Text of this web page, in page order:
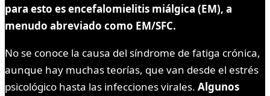
para esto es encefalomielitis miálgica (EM), a
menudo abreviado como EM/SFC.
No se conoce la causa del síndrome de fatiga crónica,
aunque hay muchas teorías, que van desde el estrés
psicológico hasta las infecciones virales. Algunos